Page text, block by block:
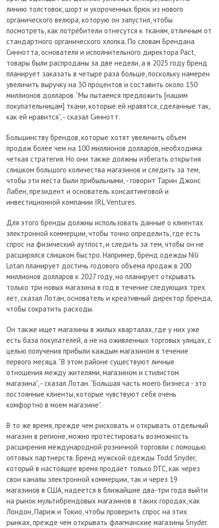
линию толстовок, шорт и укороченных брюк из нового
органического велюра, которую он запустил, чтобы
посмотреть, как потребители отнесутся к тканям, отличным от
стандартного органического хлопка. По словам Брендана
Синнотта, основателя и исполнительного директора Pact,
товары были распроданы за две недели, а в 2025 году бренд
планирует заказать в четыре раза больше, поскольку намерен
увеличить выручку на 30 процентов и составить около 150
миллионов долларов. “Мы пытаемся предложить [нашим
покупательницам] ткани, которые ей нравятся, сделанные так,
как ей нравится”, - сказал Синнотт.
Большинству брендов, которые хотят увеличить объем
продаж более чем на 100 миллионов долларов, необходима
четкая стратегия. Но они также должны избегать открытия
слишком большого количества магазинов и следить за тем,
чтобы эти места были прибыльными, - говорит Тарин Джонс
Лабен, президент и основатель консалтинговой и
инвестиционной компании IRL Ventures.
Для этого бренды должны использовать данные о клиентах
электронной коммерции, чтобы точно определить, где есть
спрос на физический аутпост, и следить за тем, чтобы он не
расширялся слишком быстро. Например, бренд одежды Nili
Lotan планирует достичь годового объема продаж в 200
миллионов долларов к 2027 году, но планирует открывать
только три новых магазина в год в течение следующих трех
лет, сказал Лотан, основатель и креативный директор бренда,
чтобы сократить расходы.
Он также ищет магазины в жилых кварталах, где у них уже
есть база покупателей, а не на оживленных торговых улицах, с
целью получения прибыли каждым магазином в течение
первого месяца. “В этом районе существуют личные
отношения между жителями, магазином и стилистом
магазина”, - сказал Лотан. “Большая часть моего бизнеса - это
постоянные клиенты, которые чувствуют себя очень
комфортно в моем магазине”.
В то же время, прежде чем рисковать и открывать отдельный
магазин в регионе, можно протестировать возможность
расширения международной розничной торговли с помощью
оптовых партнерств. Бренд мужской одежды Todd Snyder,
который в настоящее время продает только DTC, как через
свои каналы электронной коммерции, так и через 19
магазинов в США, надеется в ближайшие два-три года выйти
на рынок мультибрендовых магазинов в таких городах, как
Лондон, Париж и Токио, чтобы проверить спрос на этих
рынках, прежде чем открывать флагманские магазины Snyder.